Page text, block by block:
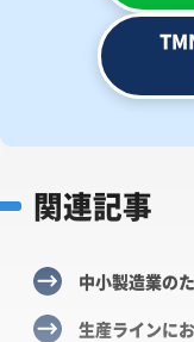
関連記事
中小製造業の
生産ラインに